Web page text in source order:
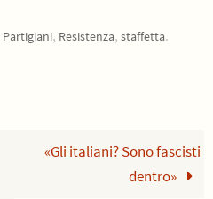
Partigiani, Resistenza,staffetta.
«Gli italiani? Sono fascisti
dentro»